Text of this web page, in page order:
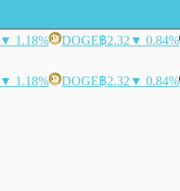
▼ 1.18% DOGE฿2.32 ▼ 0.84%
▼ 1.18% DOGE฿2.32 ▼ 0.84%